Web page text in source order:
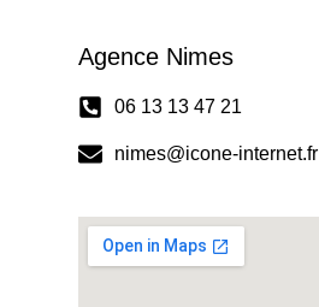
Agence Nimes
06 13 13 47 21
nimes@icone-internet.fr